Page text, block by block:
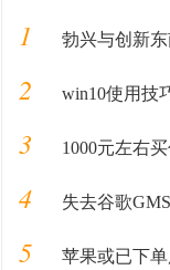
1 勃兴与创新东南亚
2 win10使用技
3 1000元左右买什么手机
4 失去谷歌GMS服务这么久
5 苹果或已下单用